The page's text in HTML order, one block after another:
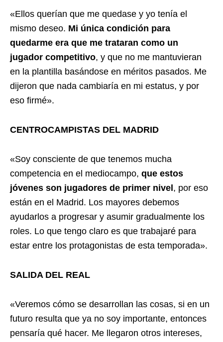
«Ellos querían que me quedase y yo tenía el
mismo deseo. Mi única condición para
quedarme era que me trataran como un
jugador competitivo, y que no me mantuvieran
en la plantilla basándose en méritos pasados. Me
dijeron que nada cambiaría en mi estatus, y por
eso firmé».
CENTROCAMPISTAS DEL MADRID
«Soy consciente de que tenemos mucha
competencia en el mediocampo, que estos
jóvenes son jugadores de primer nivel , por eso
están en el Madrid. Los mayores debemos
ayudarlos a progresar y asumir gradualmente los
roles. Lo que tengo claro es que trabajaré para
estar entre los protagonistas de esta temporada».
SALIDA DEL REAL
«Veremos cómo se desarrollan las cosas, si en un
futuro resulta que ya no soy importante, entonces
pensaría qué hacer. Me llegaron otros intereses,